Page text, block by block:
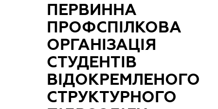
ПЕРВИННА
ПРОФСПІЛКОВА
ОРГАНІЗАЦІЯ
СТУДЕНТІВ
ВІДОКРЕМЛЕНОГО
СТРУКТУРНОГО